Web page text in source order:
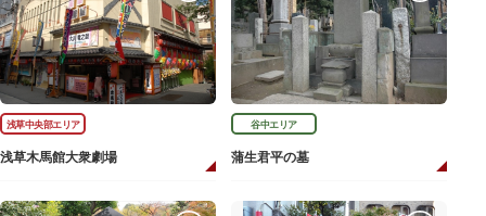
浅草中央部エリア
浅草木馬館大衆劇場
谷中エリア
蒲生君平の墓